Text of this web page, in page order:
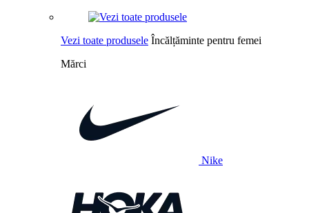
Vezi toate produsele Încălțăminte pentru femei
Mărci
Nike